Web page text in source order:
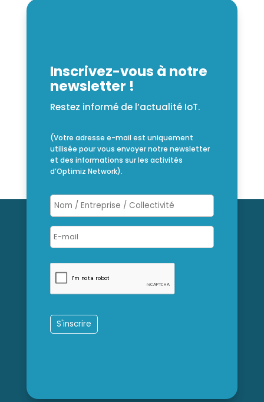
Inscrivez-vous à notre
newsletter !
Restez informé de l’actualité IoT.
(Votre adresse e-mail est uniquement
utilisée pour vous envoyer notre newsletter
et des informations sur les activités
d’Optimiz Network).